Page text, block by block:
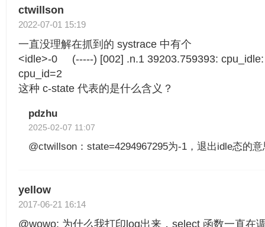
ctwillson
2022-07-01 15:19
一直没理解在抓到的 systrace 中有个
<idle>-0 (-----) [002] .n.1 39203.759393: cpu_idle:
cpu_id=2
这种 c-state 代表的是什么含义？
pdzhu
2025-02-07 11:07
@ctwillson：state=4294967295为-1，退出idle态的意
yellow
2017-06-21 16:14
@wowo: 为什么我打印log出来，select 函数一直在